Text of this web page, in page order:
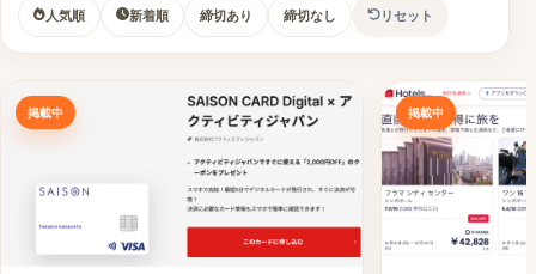
【ホテルズドットコム】エポスカード会員専用の割引ク
ーポンキャンペーン
Hotels.com（ホテルズドットコム）のクーポンコー
ド・キャンペーン
【ホテルズドットコム】対象宿泊施設が25%以上オフに
なる新春セールを開催中
【ホテルズドットコム】会員登録するだけで貰えるお得
な割引サービス
人気順 新着順 締切あり 締切なし リセット
掲載中 掲載中